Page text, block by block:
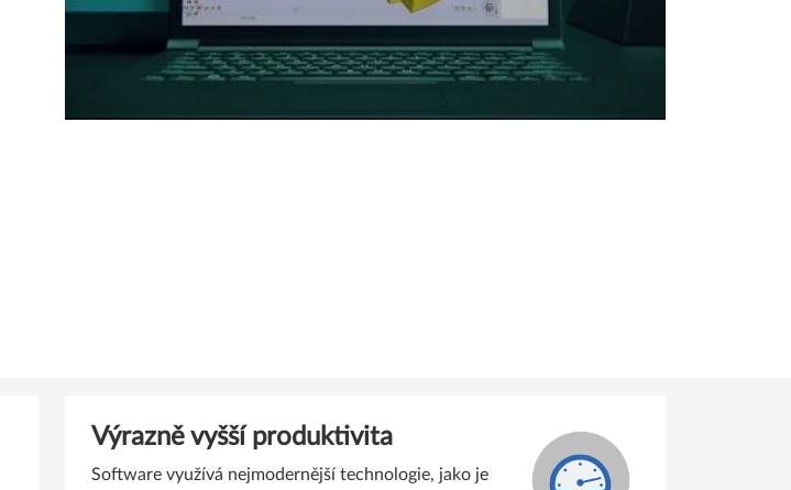
Výrazně vyšší produktivita
Software využívá nejmodernější technologie, jako je